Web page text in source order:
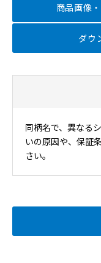
商品画像
ダウ
同柄名で、異なる
いの原因や、保証
さい。